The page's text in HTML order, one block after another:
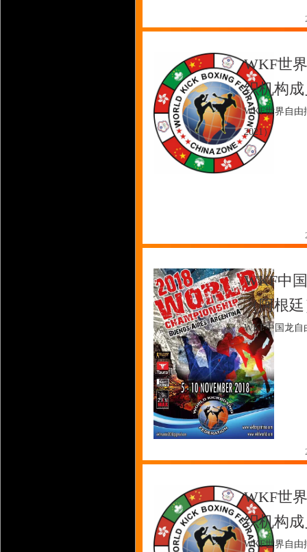
WKF世
织机构
WKF世界自由
2021）
WKF中
（阿根
WKF中国龙自
WKF世
织机构
WKF世界自由